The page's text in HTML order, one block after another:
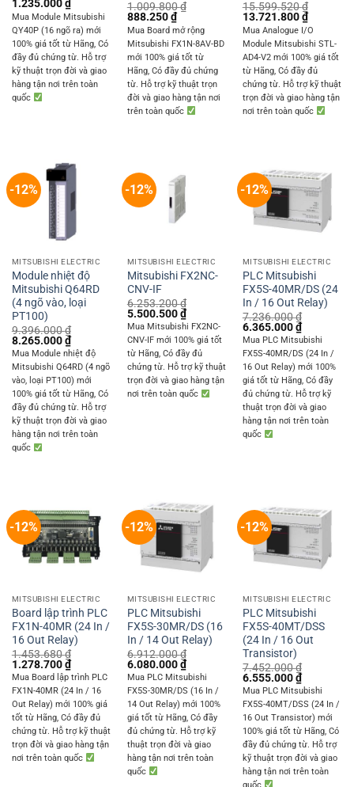
Original
price
was:
1.404.000 ₫.
1.235.000₫
price
is:
1.235.000 ₫.
Mua Module Mitsubishi
QY40P (16 ngõ ra) mới
100% giá tốt từ Hãng, Có
đầy đủ chứng từ. Hỗ trợ
kỹ thuật trọn đời và giao
hàng tận nơi trên toàn
quốc
1.009.800₫
Original
price
was:
1.009.800 ₫.
888.250₫Current
price
is:
888.250 ₫.
Mua Board mở rộng
Mitsubishi FX1N-8AV-BD
mới 100% giá tốt từ
Hãng, Có đầy đủ chứng
từ. Hỗ trợ kỹ thuật trọn
đời và giao hàng tận nơi
trên toàn quốc
15.599.520₫
Original
price
was:
15.599.520 ₫.
13.721.800₫Current
price
is:
Mua Analogue I/O
Module Mitsubishi STL-
AD4-V2 mới 100% giá tốt
từ Hãng, Có đầy đủ
chứng từ. Hỗ trợ kỹ thuật
trọn đời và giao hàng tận
nơi trên toàn quốc
-12%
MITSUBISHI ELECTRIC
Module nhiệt độ
Mitsubishi Q64RD
(4 ngõ vào, loại
PT100)
9.396.000₫
Original
price
was:
9.396.000 ₫.
8.265.000₫Current
price
is:
8.265.000 ₫.
Mua Module nhiệt độ
Mitsubishi Q64RD (4 ngõ
vào, loại PT100) mới
100% giá tốt từ Hãng, Có
đầy đủ chứng từ. Hỗ trợ
kỹ thuật trọn đời và giao
hàng tận nơi trên toàn
quốc
-12%
MITSUBISHI ELECTRIC
Mitsubishi FX2NC-
CNV-IF
6.253.200₫
Original
price
was:
6.253.200 ₫.
5.500.500₫Current
price
is:
5.500.500 ₫.
Mua Mitsubishi FX2NC-
CNV-IF mới 100% giá tốt
từ Hãng, Có đầy đủ
chứng từ. Hỗ trợ kỹ thuật
trọn đời và giao hàng tận
nơi trên toàn quốc
-12%
MITSUBISHI ELECTRIC
PLC Mitsubishi
FX5S-40MR/DS (24
In / 16 Out Relay)
7.236.000₫
Original
price
was:
7.236.000 ₫.
6.365.000₫Current
price
is:
6.365.000
Mua PLC Mitsubishi
FX5S-40MR/DS (24 In /
16 Out Relay) mới 100%
giá tốt từ Hãng, Có đầy
đủ chứng từ. Hỗ trợ kỹ
thuật trọn đời và giao
hàng tận nơi trên toàn
quốc
-12%
MITSUBISHI ELECTRIC
Board lập trình PLC
FX1N-40MR (24 In /
16 Out Relay)
1.453.680₫
Original
price
was:
1.453.680 ₫.
1.278.700₫Current
price
is:
1.278.700 ₫.
Mua Board lập trình PLC
FX1N-40MR (24 In / 16
Out Relay) mới 100% giá
tốt từ Hãng, Có đầy đủ
chứng từ. Hỗ trợ kỹ thuật
trọn đời và giao hàng tận
nơi trên toàn quốc
-12%
MITSUBISHI ELECTRIC
PLC Mitsubishi
FX5S-30MR/DS (16
In / 14 Out Relay)
6.912.000₫
Original
price
was:
6.912.000 ₫.
6.080.000₫Current
price
is:
6.080.000 ₫.
Mua PLC Mitsubishi
FX5S-30MR/DS (16 In /
14 Out Relay) mới 100%
giá tốt từ Hãng, Có đầy
đủ chứng từ. Hỗ trợ kỹ
thuật trọn đời và giao
hàng tận nơi trên toàn
quốc
-12%
MITSUBISHI ELECTRIC
PLC Mitsubishi
FX5S-40MT/DSS
(24 In / 16 Out
Transistor)
7.452.000₫
Original
price
was:
7.452.000 ₫.
6.555.000₫Current
price
is:
6.555.000
Mua PLC Mitsubishi
FX5S-40MT/DSS (24 In /
16 Out Transistor) mới
100% giá tốt từ Hãng, Có
đầy đủ chứng từ. Hỗ trợ
kỹ thuật trọn đời và giao
hàng tận nơi trên toàn